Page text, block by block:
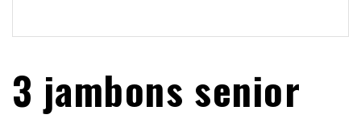
3 jambons senior